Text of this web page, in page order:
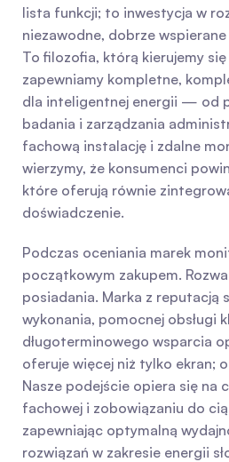
lista funkcji; to inwestycja w
niezawodne, dobrze
To filozofia, którą kierujemy
zapewniamy kompletne,
dla inteligentnej energii — od
badania i zarządzania
fachową instalację i zdalne
wierzymy, że konsumenci
które oferują równie
doświadczenie.
Podczas oceniania marek
początkowym zakupem.
posiadania. Marka z reputacją
wykonania, pomocnej obsługi
długoterminowego wsparcia
oferuje więcej niż tylko ekran;
Nasze podejście opiera się na
fachowej i zobowiązaniu do
zapewniając optymalną
rozwiązań w zakresie energii